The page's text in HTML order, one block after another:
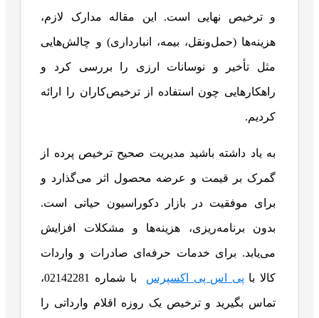
و ترخیص نهایی است. این مقاله مدارک لازم،
هزینه‌ها (حمل‌ونقل، بیمه، انبارداری) و چالش‌هایی
مثل تأخیر و نوسانات ارزی را بررسی کرد و
راهکارهایی چون استفاده از ترخیص‌کاران را ارائه
کردیم.
به یاد داشته باشید مدیریت صحیح ترخیص پرده از
گمرک بر قیمت و عرضه محصول اثر می‌گذارد و
برای موفقیت در بازار دکوراسیون حیاتی است.
بدون برنامه‌ریزی، هزینه‌ها و مشکلات افزایش
می‌یابد. برای خدمات حرفه‌ای صادرات و واردات
کالا با پی اس پی اکسپرس با شماره 02142281،
تماس بگیرید و ترخیص یک روزه اقلام وارداتی را